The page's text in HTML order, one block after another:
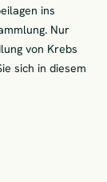
ins
Nur
von Krebs
sich in diesem